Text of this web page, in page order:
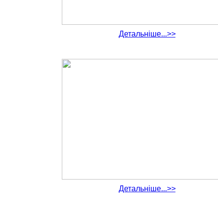
Детальніше...>>
Детальніше...>>